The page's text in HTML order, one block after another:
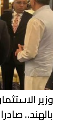
وزير
بالهند.. صادرات